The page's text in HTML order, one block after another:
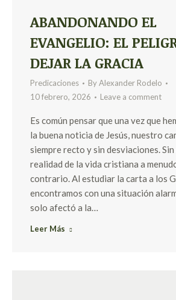
ABANDONANDO EL
EVANGELIO: EL
DEJAR LA GRACIA
Predicaciones ByAlexander Rodelo
10 febrero, 2026
Leave a comment
Es común pensar que una vez que
la buena noticia de Jesús, nuestro
siempre recto y sin desviaciones.
realidad de la vida cristiana a
contrario. Al estudiar la carta a los
encontramos con una situación
solo afectó a la…
Leer Más